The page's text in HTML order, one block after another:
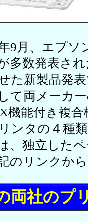
9月、エプソ
多数発表さ
た新製品発
て両メーカ
機能付き複
ンタの４種
、独立した
のリンクか
両社のプ